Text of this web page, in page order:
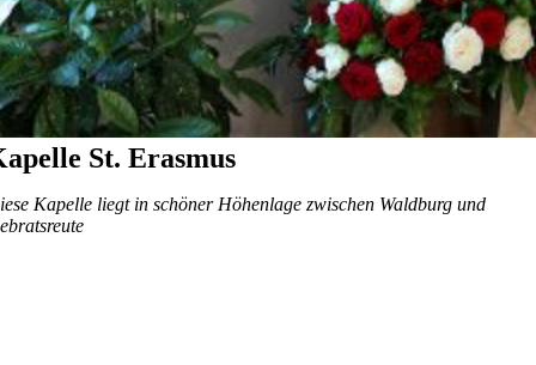
St. Erasmus
Kapelle liegt in schöner Höhenlage zwischen Waldburg und